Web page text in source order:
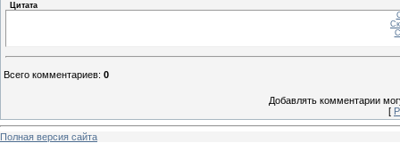
Цитата
Всего комментариев: 0
Добавлять комментарии
[
Полная версия сайта